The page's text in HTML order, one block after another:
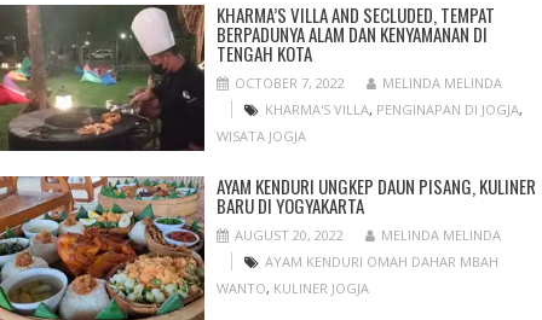
KHARMA’S VILLA AND SECLUDED, TEMPAT
BERPADUNYA ALAM DAN KENYAMANAN DI
TENGAH KOTA
OCTOBER 7, 2022
MELINDA MELINDA
KHARMA'S VILLA, PENGINAPAN DI JOGJA,
WISATA JOGJA
AYAM KENDURI UNGKEP DAUN PISANG, KULINER
BARU DI YOGYAKARTA
AUGUST 20, 2022
MELINDA MELINDA
AYAM KENDURI OMAH DAHAR MBAH
WANTO, KULINER JOGJA